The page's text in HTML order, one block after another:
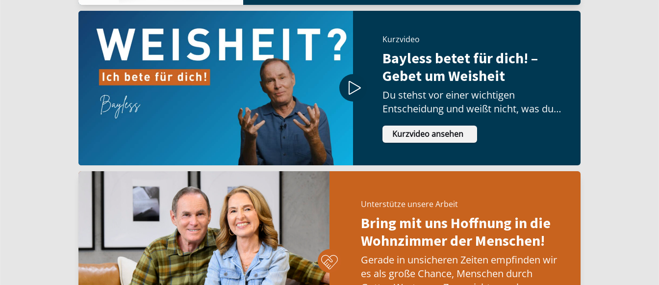
Kurzvideo
Bayless betet für dich! –
Gebet um Weisheit
Du stehst vor einer wichtigen
Entscheidung und weißt nicht, was du
tun sollst?
Kurzvideo ansehen
Unterstütze unsere Arbeit
Bring mit uns Hoffnung in die
Wohnzimmer der Menschen!
Gerade in unsicheren Zeiten empfinden wir
es als große Chance, Menschen durch